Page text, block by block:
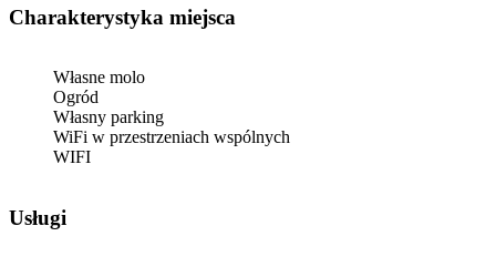
Charakterystyka miejsca
Własne molo
Ogród
Własny parking
WiFi w przestrzeniach wspólnych
WIFI
Usługi